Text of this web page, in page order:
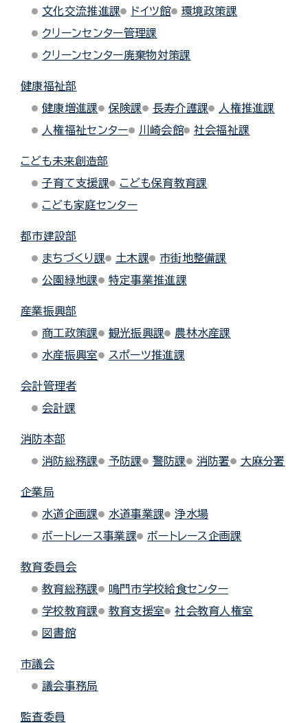
文化交流推進課
ドイツ館
環境政策課
クリーンセンター管理課
クリーンセンター廃棄物対策課
健康福祉部
健康増進課
保険課 長寿介護課
人権推進課
人権福祉センター
川崎会館 社会福祉課
こども未来創造部
子育て支援課
こども保育教育課
こども家庭センター
都市建設部
まちづくり課
土木課
市街地整備課
公園緑地課
特定事業推進課
産業振興部
商工政策課
観光振興課
農林水産課
水産振興室
スポーツ推進課
会計管理者
会計課
消防本部
消防総務課
予防課 警防課 消防署 大麻分署
企業局
水道企画課
水道事業課
浄水場
ボートレース事業課
ボートレース企画課
教育委員会
教育総務課
鳴門市学校給食センター
学校教育課
教育支援室
社会教育人権室
図書館
市議会
議会事務局
監査委員